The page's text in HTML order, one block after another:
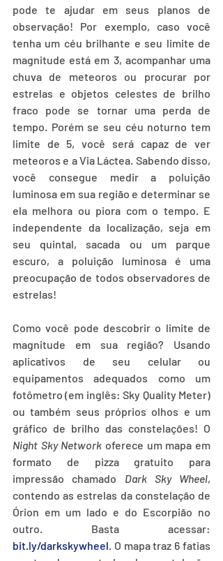
pode te ajudar em seus planos de
observação! Por exemplo, caso você
tenha um céu brilhante e seu limite de
magnitude está em 3, acompanhar uma
chuva de meteoros ou procurar por
estrelas e objetos celestes de brilho
fraco pode se tornar uma perda de
tempo. Porém se seu céu noturno tem
limite de 5, você será capaz de ver
meteoros e a Via Láctea. Sabendo disso,
você consegue medir a poluição
luminosa em sua região e determinar se
ela melhora ou piora com o tempo. E
independente da localização, seja em
seu quintal, sacada ou um parque
escuro, a poluição luminosa é uma
preocupação de todos observadores de
estrelas!
Como você pode descobrir o limite de
magnitude em sua região? Usando
aplicativos de seu celular ou
equipamentos adequados como um
fotômetro (em inglês: Sky Quality Meter)
ou também seus próprios olhos e um
Night Sky Network oferece um mapa em
formato de pizza gratuito para
impressão chamado Dark Sky Wheel,
contendo as estrelas da constelação de
Órion em um lado e do Escorpião no
bit.ly/darkskywheel. O mapa traz 6 fatias